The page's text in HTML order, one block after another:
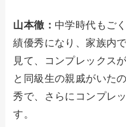
山本徹： 中学時代もご
績優秀になり、家族内
見て、コンプレックス
と同級生の親戚がいた
秀で、さらにコンプレ
す。